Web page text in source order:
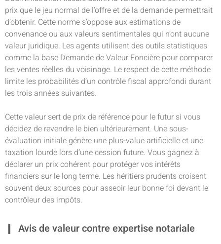
prix que le jeu normal de l’offre et de la demande permettrait
d’obtenir. Cette norme s’oppose aux estimations de
convenance ou aux valeurs sentimentales qui n’ont aucune
valeur juridique. Les agents utilisent des outils statistiques
comme la base Demande de Valeur Foncière pour comparer
les ventes réelles du voisinage. Le respect de cette méthode
limite les probabilités d’un contrôle fiscal approfondi durant
les trois années suivantes.
Cette valeur sert de prix de référence pour le futur si vous
décidez de revendre le bien ultérieurement. Une sous-
évaluation initiale génère une plus-value artificielle et une
taxation lourde lors d’une cession future. Vous gagnez à
déclarer un prix cohérent pour protéger vos intérêts
financiers sur le long terme. Les héritiers prudents croisent
souvent deux sources pour asseoir leur bonne foi devant le
contrôleur des impôts.
Avis de valeur contre expertise notariale